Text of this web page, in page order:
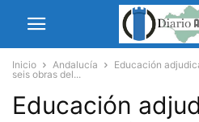
Inicio Andalucía
Educación
seis obras del...
Educación